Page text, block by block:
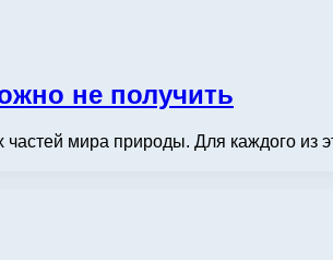
не получить
мира природы. Для каждого из